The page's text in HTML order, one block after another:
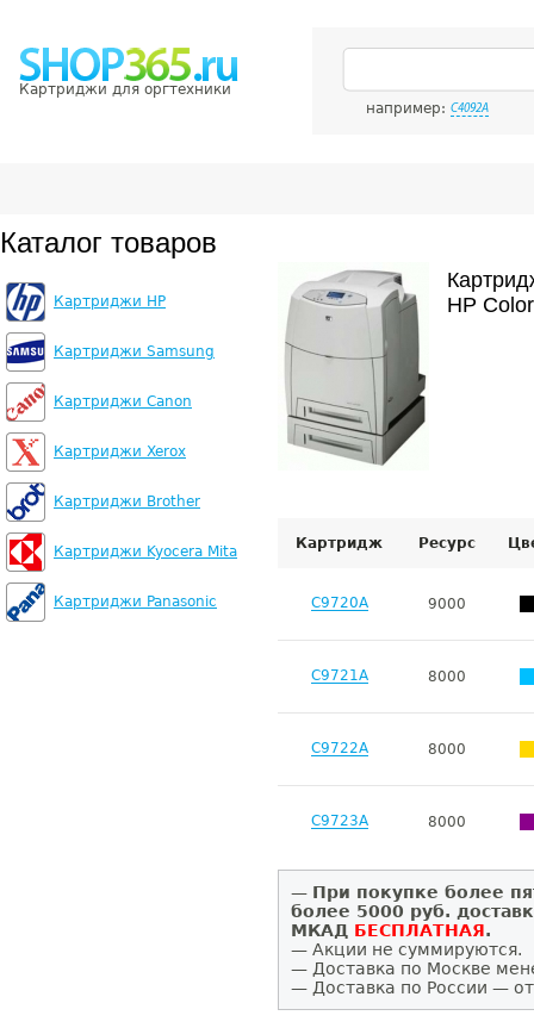
Картриджи для оргтехники
например: C4092A
Каталог товаров
Картриджи HP
Картриджи Samsung
Картриджи Canon
Картриджи Xerox
Картриджи Brother
Картриджи Kyocera Mita
Картриджи Panasonic
HP
Картридж Ресурс
C9720A 9000
C9721A 8000
C9722A 8000
C9723A 8000
— При покупке более
более 5000 руб.
МКАД БЕСПЛАТНАЯ.
— Акции не суммируются.
— Доставка по Москве
— Доставка по России —